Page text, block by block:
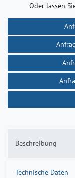
Beschreibung
Technische Daten
Oder lassen